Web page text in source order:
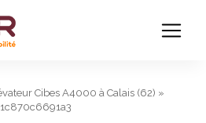
Cibes A4000 à Calais (62) »